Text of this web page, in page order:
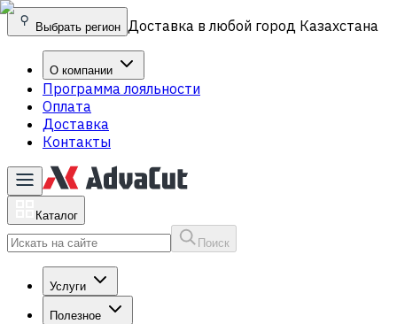
Выбрать регион Доставка в любой город Казахстана
О компании
Программа лояльности
Оплата
Доставка
Контакты
Каталог
Поиск
Услуги
Полезное